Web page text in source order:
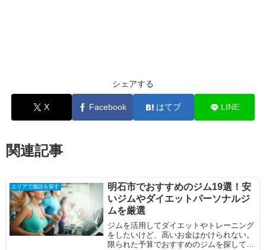
シェアする
X Facebook はてブ LINE
関連記事
エリアで施設を探す
明石市でおすすめのジム19選！安
いジムやダイエットパーソナルジ
ムを厳選
ジムを活用してダイエットやトレーニング
をしたいけど、高いお金はかけられない。
限られた予算でおすすめのジムを探してい